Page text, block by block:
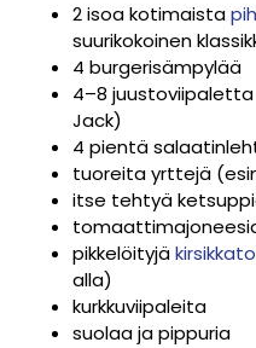
2 isoa kotimaista
suurikokoinen
4 burgerisämpylää
4–8
Jack)
4 pientä
tuoreita yrttejä
itse tehtyä
pikkelöityjä
alla)
kurkkuviipaleita
suolaa ja pippuria